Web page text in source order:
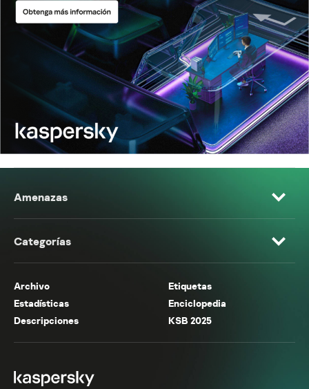
Amenazas
Categorías
Archivo
Etiquetas
Estadísticas
Enciclopedia
Descripciones
KSB 2025